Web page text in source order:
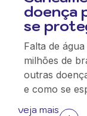
doença
se
Falta de
milhões de
outras
e como se
veja mais